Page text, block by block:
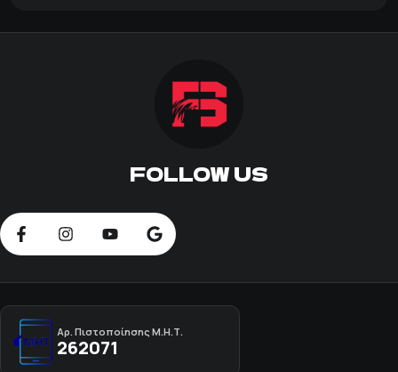
FOLLOW US
Αρ. Πιστοποίησης Μ.Η.Τ.
262071